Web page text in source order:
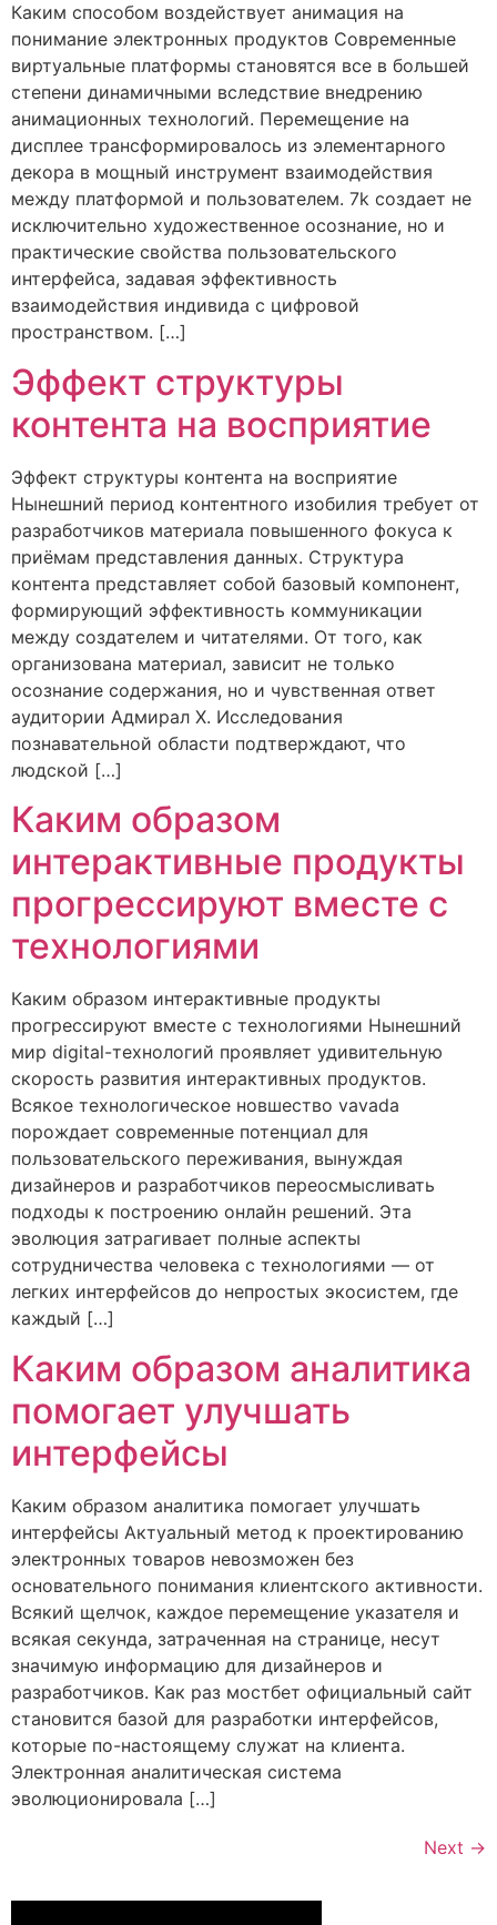
Каким способом воздействует анимация на
понимание электронных продуктов Современные
виртуальные платформы становятся все в большей
степени динамичными вследствие внедрению
анимационных технологий. Перемещение на
дисплее трансформировалось из элементарного
декора в мощный инструмент взаимодействия
между платформой и пользователем. 7k создает не
исключительно художественное осознание, но и
практические свойства пользовательского
интерфейса, задавая эффективность
взаимодействия индивида с цифровой
пространством. […]
Эффект структуры
контента на восприятие
Эффект структуры контента на восприятие
Нынешний период контентного изобилия требует от
разработчиков материала повышенного фокуса к
приёмам представления данных. Структура
контента представляет собой базовый компонент,
формирующий эффективность коммуникации
между создателем и читателями. От того, как
организована материал, зависит не только
осознание содержания, но и чувственная ответ
аудитории Адмирал Х. Исследования
познавательной области подтверждают, что
людской […]
Каким образом
интерактивные продукты
прогрессируют вместе с
технологиями
Каким образом интерактивные продукты
прогрессируют вместе с технологиями Нынешний
мир digital-технологий проявляет удивительную
скорость развития интерактивных продуктов.
Всякое технологическое новшество vavada
порождает современные потенциал для
пользовательского переживания, вынуждая
дизайнеров и разработчиков переосмысливать
подходы к построению онлайн решений. Эта
эволюция затрагивает полные аспекты
сотрудничества человека с технологиями — от
легких интерфейсов до непростых экосистем, где
каждый […]
Каким образом аналитика
помогает улучшать
интерфейсы
Каким образом аналитика помогает улучшать
интерфейсы Актуальный метод к проектированию
электронных товаров невозможен без
основательного понимания клиентского активности.
Всякий щелчок, каждое перемещение указателя и
всякая секунда, затраченная на странице, несут
значимую информацию для дизайнеров и
разработчиков. Как раз мостбет официальный сайт
становится базой для разработки интерфейсов,
которые по-настоящему служат на клиента.
Электронная аналитическая система
эволюционировала […]
Next →